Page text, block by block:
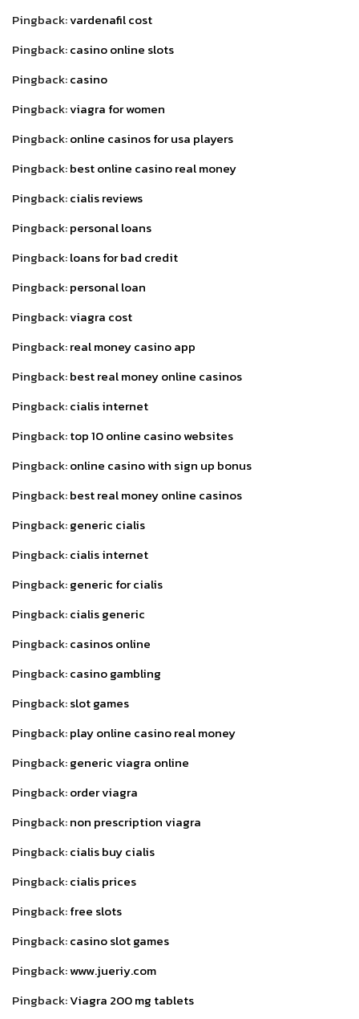
Pingback:vardenafil cost
Pingback:casino online slots
Pingback:casino
Pingback:viagra for women
Pingback:online casinos for usa players
Pingback:best online casino real money
Pingback:cialis reviews
Pingback:personal loans
Pingback:loans for bad credit
Pingback:personal loan
Pingback:viagra cost
Pingback:real money casino app
Pingback:best real money online casinos
Pingback:cialis internet
Pingback:top 10 online casino websites
Pingback:online casino with sign up bonus
Pingback:best real money online casinos
Pingback:generic cialis
Pingback:cialis internet
Pingback:generic for cialis
Pingback:cialis generic
Pingback:casinos online
Pingback:casino gambling
Pingback:slot games
Pingback:play online casino real money
Pingback:generic viagra online
Pingback:order viagra
Pingback:non prescription viagra
Pingback:cialis buy cialis
Pingback:cialis prices
Pingback:free slots
Pingback:casino slot games
Pingback:www.jueriy.com
Pingback:Viagra 200 mg tablets